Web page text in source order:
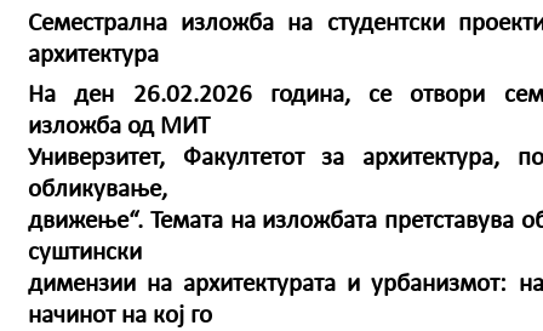
Семестрална изложба на студентски
архитектура
На ден 26.02.2026 година, се отвори
изложба од МИТ
Универзитет, Факултетот за архитектура,
обликување,
движење“. Темата на изложбата претставува
суштински
димензии на архитектурата и урбанизмот:
начинот на кој го